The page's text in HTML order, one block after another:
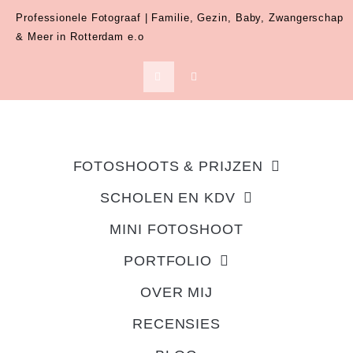
Professionele Fotograaf | Familie, Gezin, Baby, Zwangerschap
& Meer in Rotterdam e.o
FOTOSHOOTS & PRIJZEN
SCHOLEN EN KDV
MINI FOTOSHOOT
PORTFOLIO
OVER MIJ
RECENSIES